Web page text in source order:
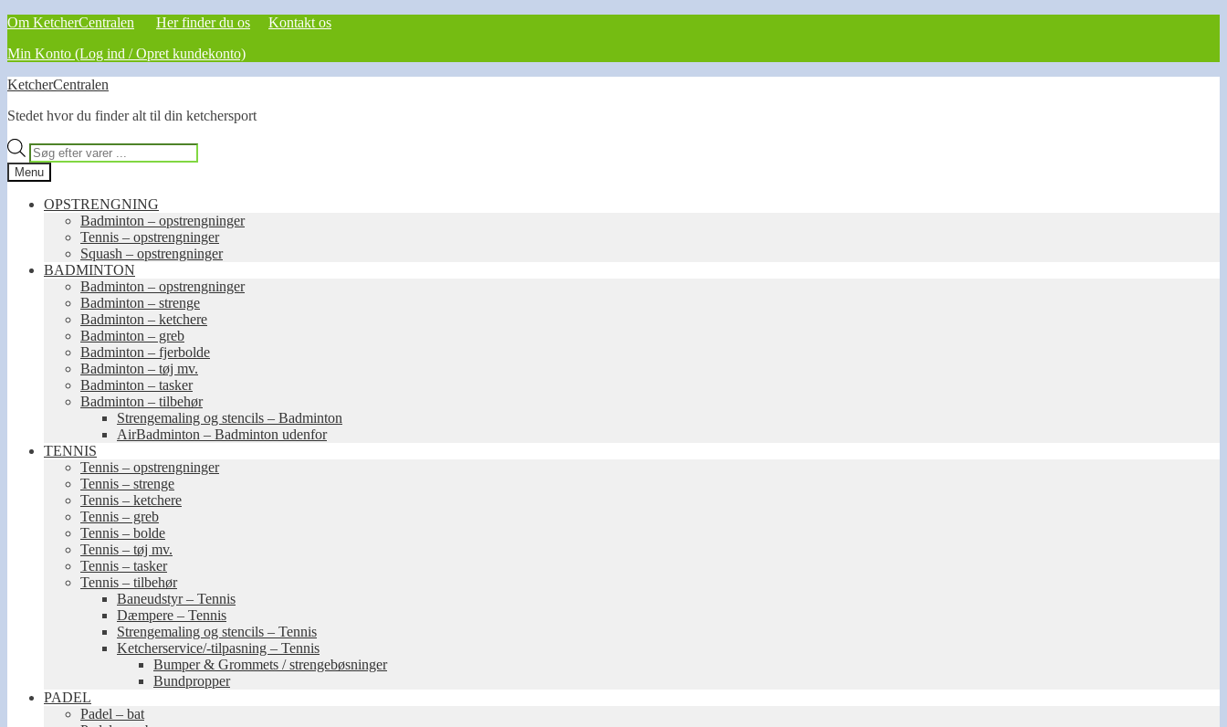
Om KetcherCentralen Her finder du os
Kontakt os
Min Konto (Log ind / Opret kundekonto)
Spring
navigation
Spring
indhold
KetcherCentralen
Stedet hvor du finder alt til din ketchersport
Products
search
Menu
OPSTRENGNING
Badminton – opstrengninger
Tennis – opstrengninger
Squash – opstrengninger
BADMINTON
Badminton – opstrengninger
Badminton – strenge
Badminton – ketchere
Badminton – greb
Badminton – fjerbolde
Badminton – tøj mv.
Badminton – tasker
Badminton – tilbehør
Strengemaling og stencils – Badminton
AirBadminton – Badminton udenfor
TENNIS
Tennis – opstrengninger
Tennis – strenge
Tennis – ketchere
Tennis – greb
Tennis – bolde
Tennis – tøj mv.
Tennis – tasker
Tennis – tilbehør
Baneudstyr – Tennis
Dæmpere – Tennis
Strengemaling og stencils – Tennis
Ketcherservice/-tilpasning – Tennis
Bumper & Grommets / strengebøsninger
Bundpropper
PADEL
Padel – bat